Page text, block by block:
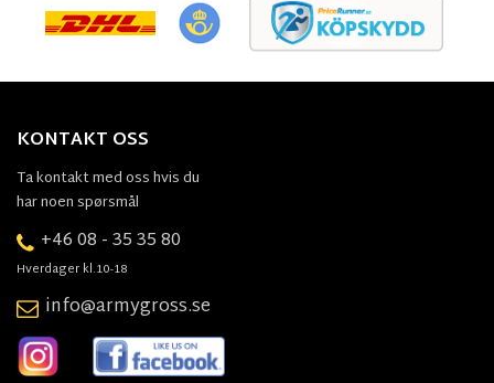
KONTAKT OSS
Ta kontakt med oss hvis du
har noen spørsmål
+46 08 - 35 35 80
Hverdager kl.10-18
info@armygross.se